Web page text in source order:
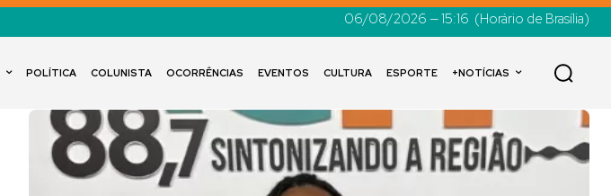
06/08/2026 — 15:16 (Horário de Brasília)
POLÍTICA COLUNISTA OCORRÊNCIAS EVENTOS CULTURA ESPORTE +NOTÍCIAS